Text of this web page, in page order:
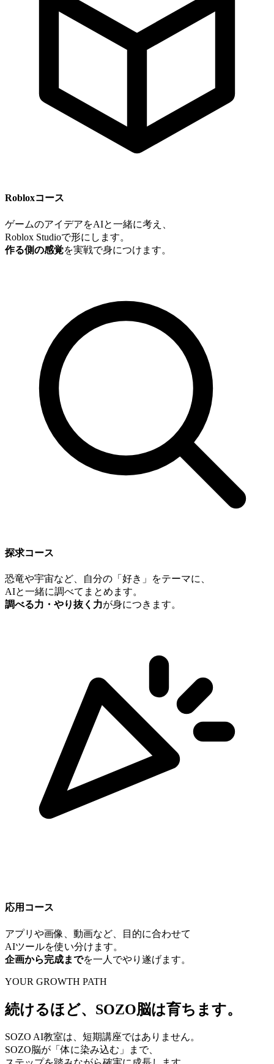
Robloxコース
ゲームのアイデアをAIと一緒に考え、
Roblox Studioで形にします。
作る側の感覚を実戦で身につけます。
探求コース
恐竜や宇宙など、自分の「好き」をテーマに、
AIと一緒に調べてまとめます。
調べる力・やり抜く力が身につきます。
応用コース
アプリや画像、動画など、目的に合わせて
AIツールを使い分けます。
企画から完成までを一人でやり遂げます。
YOUR GROWTH PATH
続けるほど、 SOZO脳は育ちます。
SOZO AI教室は、短期講座ではありません。
SOZO脳が「体に染み込む」まで、